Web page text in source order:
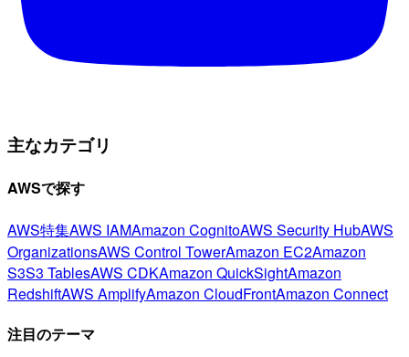
主なカテゴリ
AWSで探す
AWS特集AWS IAMAmazon CognitoAWS Security HubAWS
OrganizationsAWS Control TowerAmazon EC2Amazon
S3S3 TablesAWS CDKAmazon QuickSightAmazon
RedshiftAWS AmplifyAmazon CloudFrontAmazon Connect
注目のテーマ